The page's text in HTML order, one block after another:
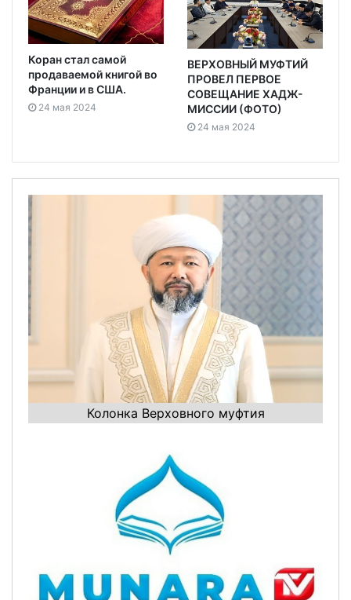
Коран стал самой
продаваемой книгой во
Франции и в США.
24 мая 2024
ВЕРХОВНЫЙ МУФТИЙ
ПРОВЕЛ ПЕРВОЕ
СОВЕЩАНИЕ ХАДЖ-
МИССИИ (ФОТО)
24 мая 2024
Колонка Верховного муфтия